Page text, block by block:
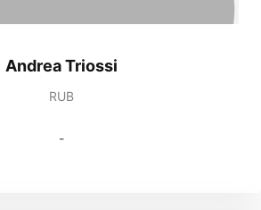
Andrea Triossi
RUB
-